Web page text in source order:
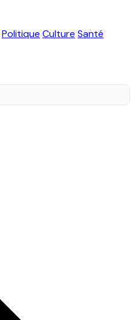
Politique Culture Santé